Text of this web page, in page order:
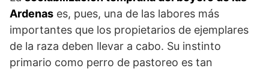
Ardenas es, pues, una de las labores más
importantes que los propietarios de ejemplares
de la raza deben llevar a cabo. Su instinto
primario como perro de pastoreo es tan